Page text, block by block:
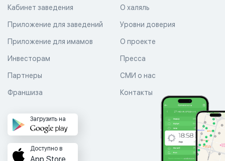
О халяль
Уровни доверия
Кабинет заведения
Приложение для заведений
Приложение для имамов О проекте
Пресса
СМИ о нас
Контакты
Инвесторам
Партнеры
Франшиза
Загрузить на
Доступно в
App Store